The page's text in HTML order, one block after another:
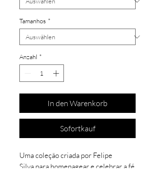
Tamanhos *
Anzahl *
In den Warenkorb
Sofortkauf
Uma coleção criada por Felipe
Silva para homenagear e celebrar a fé